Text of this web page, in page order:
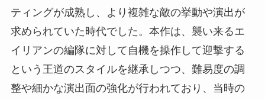
ティングが成熟し、より複雑な敵の挙動や演出が
求められていた時代でした。本作は、襲い来るエ
イリアンの編隊に対して自機を操作して迎撃する
という王道のスタイルを継承しつつ、難易度の調
整や細かな演出面の強化が行われており、当時の